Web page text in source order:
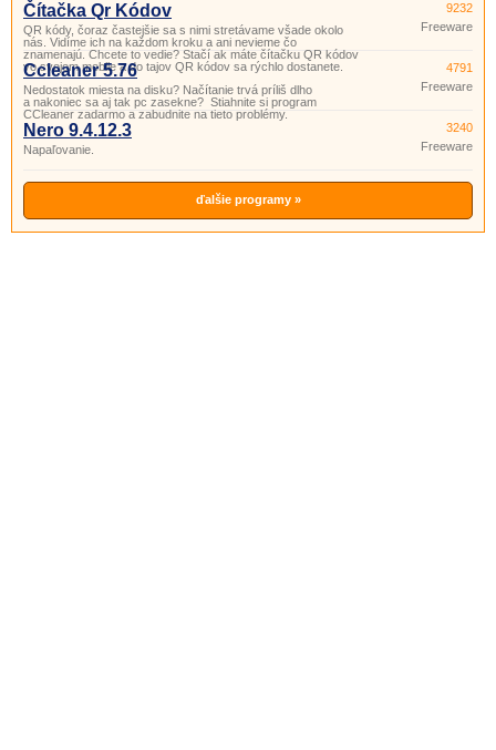
Čítačka Qr Kódov
QR kódy, čoraz častejšie sa s nimi stretávame všade okolo
nás. Vidíme ich na každom kroku a ani nevieme čo
znamenajú. Chcete to vedie? Stačí ak máte čítačku QR kódov
vo svojom mobile a do tajov QR kódov sa rýchlo dostanete.
9232
Freeware
Ccleaner 5.76
Nedostatok miesta na disku? Načítanie trvá príliš dlho
a nakoniec sa aj tak pc zasekne? Stiahnite si program
CCleaner zadarmo a zabudnite na tieto problémy.
4791
Freeware
Nero 9.4.12.3
Napaľovanie.
3240
Freeware
ďalšie programy »